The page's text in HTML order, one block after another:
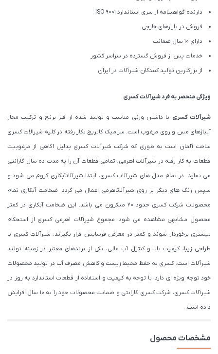
دارنده گواهینامه از سری استاندارد ISO 9001
فروش در بازارهای خارجی
دارای 10 سال ضمانت
خدمات پس از فروش گسترده در سراسر کشور
از بزرگترین تولید کنندگان شیرآلات در ایران
ویژگی منحصر به فرد شیرآلات کسری
شیرآلات کسری با داشتن وزنی مناسب و تولید شده از فلز برنج و ترکیب مجاز
آلیاژهای مس و روی مرغوب است. سرامیک کاتریج بکار رفته در کلیه شیرالات کسری
ساخت آلمان است به طوری که شرکت شیرآلات کسری بدلیل اگاهی از مرغوبیت
قطعات به کار رفته در شیرآلات اهرمی، تمامی قطعات آن را به مدت ده سال گارانتی
می نماید. در تمام مدل های شیرآلات کسری، ابتدا شیرآلاتآبکاری کروم می شود و
سپس رنگ های دیگر بر روی شیرآلاتاهرمی اعمال می گردد. ضخامت آبکاری تمام
محصولات شرکت کسری حدود ۲۰ میکرون می باشد. این ضخامت آبکاری در کمتر
محصول مشابهی مشاهده می شود. مجموع شیرآلات اهرمی کسری از استحکام
بیشتری برخوردار شوند و کمتر در معرض فرسایش قرار بگیرند. شیرآلات کسری با
طراحی زیبا، کیفیت بالا و کنترل آب عالی، یکی از برندهای معتبر در زمینه تولید
شیرآلات است. کسری به حفظ محیط زیست و کاهش مصرف آب در تولید محصولات
خود توجه ویژه ای دارد. با توجه به کیفیت و استفاده از قطعات استاندارد به روز در
شیرآلات کسری، شرکت کسری گارانتی و ضمانت محصولات خود را به 10 سال افزایش
داده است.
مشخصات محصول